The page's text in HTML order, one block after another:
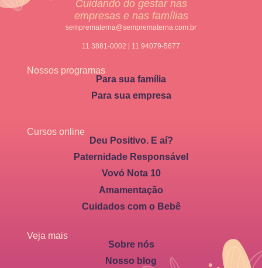
Cuidando do gestar nas
empresas e nas famílias
semprematerna@semprematerna.com.br
11 3881-0002 | 11 94079-5677
Nossos programas
Para sua família
Para sua empresa
Cursos online
Deu Positivo. E aí?
Paternidade Responsável
Vovó Nota 10
Amamentação
Cuidados com o Bebê
Veja mais
Sobre nós
Nosso blog